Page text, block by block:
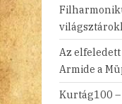
Az elfeledett
Armide a
Kurtág100 –